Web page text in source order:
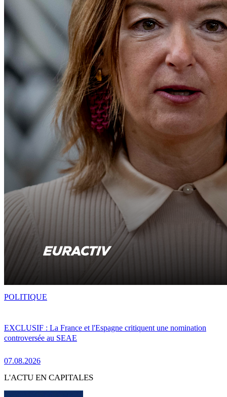
EXCLUSIF : La France et l'Espagne critiquent une nomination
controversée au SEAE
07.08.2026
POLITIQUE
L'ACTU EN CAPITALES